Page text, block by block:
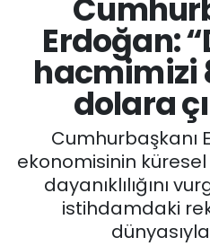
Erdoğan:
hacmimizi
dolara
Cumhurbaşkanı
ekonomisinin küresel
dayanıklılığını
istihdamdaki
ASAYİŞ
GÜNCEL
SİYASET
EĞİTİM
MAGAZİN
Trafik Durumu
Süper Lig Puan
Tüm Manşetler
Son Dakika
Haber Arşivi